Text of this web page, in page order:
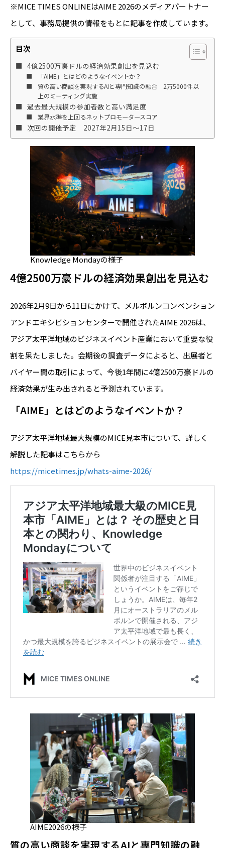
※MICE TIMES ONLINEはAIME 2026のメディアパートナー
として、事務局提供の情報をもとに記事を作成しています。
目次
4億2500万豪ドルの経済効果創出を見込む
「AIME」とはどのようなイベントか？
質の高い商談を実現するAIと専門知識の融合 2万5000件以
上のミーティング実施
過去最大規模の参加者数と高い満足度
業界水準を上回るネットプロモータースコア
次回の開催予定 2027年2月15日～17日
Knowledge Mondayの様子
4億2500万豪ドルの経済効果創出を見込む
2026年2月9日から11日にかけて、メルボルンコンベンション
アンドエキシビションセンターで開催されたAIME 2026は、
アジア太平洋地域のビジネスイベント産業において重要な役
割を果たしました。会期後の調査データによると、出展者と
バイヤー間の取引によって、今後1年間に4億2500万豪ドルの
経済効果が生み出されると予測されています。
「AIME」とはどのようなイベントか？
アジア太平洋地域最大規模のMICE見本市について、詳しく
解説した記事はこちらから
https://micetimes.jp/whats-aime-2026/
AIME2026の様子
質の高い商談を実現するAIと専門知識の融